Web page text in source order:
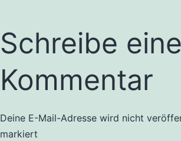
Schreibe
Kommentar
Deine E-Mail-Adresse wird nicht
markiert